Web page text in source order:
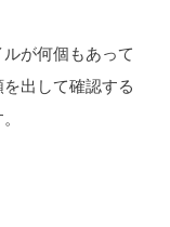
が何個もあって
出して確認する